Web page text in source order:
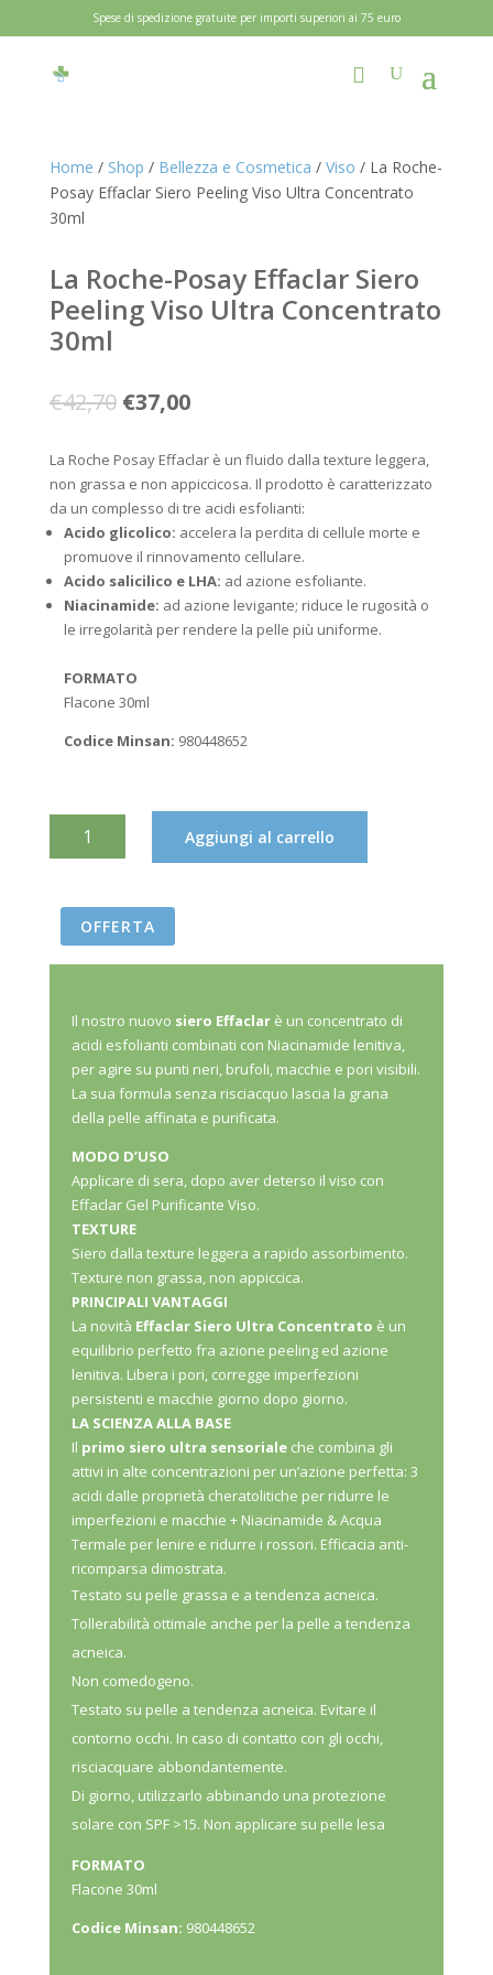
Spese di spedizione gratuite per importi superiori ai 75 euro
Home / Shop / Bellezza e Cosmetica / Viso / La Roche-
Posay Effaclar Siero Peeling Viso Ultra Concentrato
30ml
La Roche-Posay Effaclar Siero
Peeling Viso Ultra Concentrato
30ml
€42,70 Il
originale
era:
€42,70.
€37,00Il
attuale
è:
€37,00.
La Roche Posay Effaclar è un fluido dalla texture leggera,
non grassa e non appiccicosa. Il prodotto è caratterizzato
da un complesso di tre acidi esfolianti:
Acido glicolico: accelera la perdita di cellule morte e
promuove il rinnovamento cellulare.
Acido salicilico e LHA: ad azione esfoliante.
Niacinamide: ad azione levigante; riduce le rugosità o
le irregolarità per rendere la pelle più uniforme.
FORMATO
Flacone 30ml
Codice Minsan: 980448652
EFFACLAR
SIERO
CONCENTRATO
30ML
QUANTITÀ
Aggiungi al carrello
OFFERTA
Il nostro nuovo siero Effaclarè un concentrato di
acidi esfolianti combinati con Niacinamide lenitiva,
per agire su punti neri, brufoli, macchie e pori visibili.
La sua formula senza risciacquo lascia la grana
della pelle affinata e purificata.
MODO D’USO
Applicare di sera, dopo aver deterso il viso con
Effaclar Gel Purificante Viso.
TEXTURE
Siero dalla texture leggera a rapido assorbimento.
Texture non grassa, non appiccica.
PRINCIPALI VANTAGGI
La novità Effaclar Siero Ultra Concentrato è un
equilibrio perfetto fra azione peeling ed azione
lenitiva. Libera i pori, corregge imperfezioni
persistenti e macchie giorno dopo giorno.
LA SCIENZA ALLA BASE
Il primo siero ultra sensorialeche combina gli
attivi in alte concentrazioni per un’azione perfetta: 3
acidi dalle proprietà cheratolitiche per ridurre le
imperfezioni e macchie + Niacinamide & Acqua
Termale per lenire e ridurre i rossori. Efficacia anti-
ricomparsa dimostrata.
Testato su pelle grassa e a tendenza acneica.
Tollerabilità ottimale anche per la pelle a tendenza
acneica.
Non comedogeno.
Testato su pelle a tendenza acneica. Evitare il
contorno occhi. In caso di contatto con gli occhi,
risciacquare abbondantemente.
Di giorno, utilizzarlo abbinando una protezione
solare con SPF >15. Non applicare su pelle lesa
FORMATO
Flacone 30ml
Codice Minsan: 980448652